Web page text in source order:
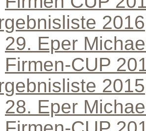
2016
29. Eper
Firmen-CUP
2015
28. Eper